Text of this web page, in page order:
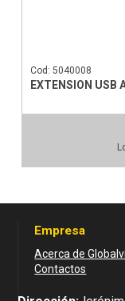
Cod: 5040008
EXTENSION USB
Empresa
Acerca de
Contactos